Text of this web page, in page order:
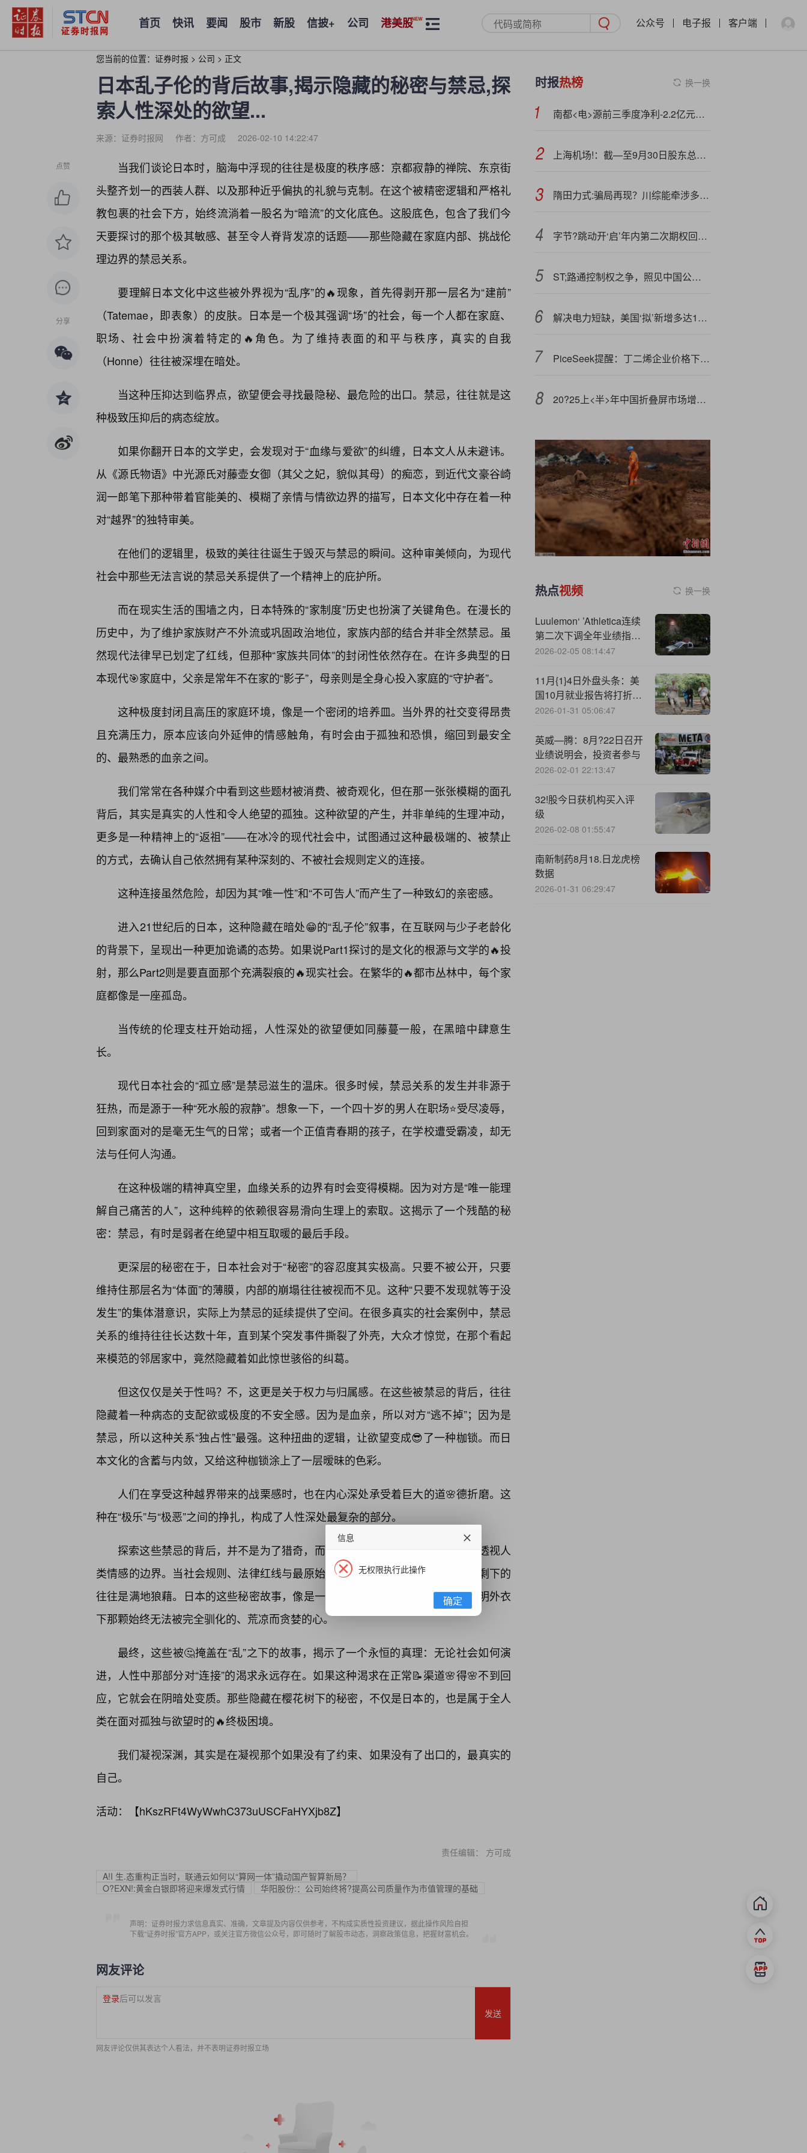
首页 快讯 要闻 股市 新股 信披+ 公司 港美股 公众号 电子报 客户端
您当前的位置： 证券时报 > 公司 > 正文
日本乱子伦的背后故事,揭示隐藏的秘密与禁忌,探
索人性深处的欲望...
来源：证券时报网 作者：方可成 2026-02-10 14:22:47
点赞
分享
当我们谈论日本时，脑海中浮现的往往是极度的秩序感：京都寂静的禅院、东京街
头整齐划一的西装人群、以及那种近乎偏执的礼貌与克制。在这个被精密逻辑和严格礼
教包裹的社会下方，始终流淌着一股名为“暗流”的文化底色。这股底色，包含了我们今
天要探讨的那个极其敏感、甚至令人脊背发凉的话题——那些隐藏在家庭内部、挑战伦
理边界的禁忌关系。
要理解日本文化中这些被外界视为“乱序”的🔥现象，首先得剥开那一层名为“建前”
（Tatemae，即表象）的皮肤。日本是一个极其强调“场”的社会，每一个人都在家庭、
职场、社会中扮演着特定的🔥角色。为了维持表面的和平与秩序，真实的自我
（Honne）往往被深埋在暗处。
当这种压抑达到临界点，欲望便会寻找最隐秘、最危险的出口。禁忌，往往就是这
种极致压抑后的病态绽放。
如果你翻开日本的文学史，会发现对于“血缘与爱欲”的纠缠，日本文人从未避讳。
从《源氏物语》中光源氏对藤壶女御（其父之妃，貌似其母）的痴恋，到近代文豪谷崎
润一郎笔下那种带着官能美的、模糊了亲情与情欲边界的描写，日本文化中存在着一种
对“越界”的独特审美。
在他们的逻辑里，极致的美往往诞生于毁灭与禁忌的瞬间。这种审美倾向，为现代
社会中那些无法言说的禁忌关系提供了一个精神上的庇护所。
而在现实生活的围墙之内，日本特殊的“家制度”历史也扮演了关键角色。在漫长的
历史中，为了维护家族财产不外流或巩固政治地位，家族内部的结合并非全然禁忌。虽
然现代法律早已划定了红线，但那种“家族共同体”的封闭性依然存在。在许多典型的日
本现代🎯家庭中，父亲是常年不在家的“影子”，母亲则是全身心投入家庭的“守护者”。
这种极度封闭且高压的家庭环境，像是一个密闭的培养皿。当外界的社交变得昂贵
且充满压力，原本应该向外延伸的情感触角，有时会由于孤独和恐惧，缩回到最安全
的、最熟悉的血亲之间。
我们常常在各种媒介中看到这些题材被消费、被奇观化，但在那一张张模糊的面孔
背后，其实是真实的人性和令人绝望的孤独。这种欲望的产生，并非单纯的生理冲动，
更多是一种精神上的“返祖”——在冰冷的现代社会中，试图通过这种最极端的、被禁止
的方式，去确认自己依然拥有某种深刻的、不被社会规则定义的连接。
这种连接虽然危险，却因为其“唯一性”和“不可告人”而产生了一种致幻的亲密感。
进入21世纪后的日本，这种隐藏在暗处😁的“乱子伦”叙事，在互联网与少子老龄化
的背景下，呈现出一种更加诡谲的态势。如果说Part1探讨的是文化的根源与文学的🔥投
射，那么Part2则是要直面那个充满裂痕的🔥现实社会。在繁华的🔥都市丛林中，每个家
庭都像是一座孤岛。
当传统的伦理支柱开始动摇，人性深处的欲望便如同藤蔓一般，在黑暗中肆意生
长。
现代日本社会的“孤立感”是禁忌滋生的温床。很多时候，禁忌关系的发生并非源于
狂热，而是源于一种“死水般的寂静”。想象一下，一个四十岁的男人在职场⭐受尽凌辱，
回到家面对的是毫无生气的日常；或者一个正值青春期的孩子，在学校遭受霸凌，却无
法与任何人沟通。
在这种极端的精神真空里，血缘关系的边界有时会变得模糊。因为对方是“唯一能理
解自己痛苦的人”，这种纯粹的依赖很容易滑向生理上的索取。这揭示了一个残酷的秘
密：禁忌，有时是弱者在绝望中相互取暖的最后手段。
更深层的秘密在于，日本社会对于“秘密”的容忍度其实极高。只要不被公开，只要
维持住那层名为“体面”的薄膜，内部的崩塌往往被视而不见。这种“只要不发现就等于没
发生”的集体潜意识，实际上为禁忌的延续提供了空间。在很多真实的社会案例中，禁忌
关系的维持往往长达数十年，直到某个突发事件撕裂了外壳，大众才惊觉，在那个看起
来模范的邻居家中，竟然隐藏着如此惊世骇俗的纠葛。
但这仅仅是关于性吗？不，这更是关于权力与归属感。在这些被禁忌的背后，往往
隐藏着一种病态的支配欲或极度的不安全感。因为是血亲，所以对方“逃不掉”；因为是
禁忌，所以这种关系“独占性”最强。这种扭曲的逻辑，让欲望变成😎了一种枷锁。而日
本文化的含蓄与内敛，又给这种枷锁涂上了一层暧昧的色彩。
人们在享受这种越界带来的战栗感时，也在内心深处承受着巨大的道🌸德折磨。这
种在“极乐”与“极恶”之间的挣扎，构成了人性深处最复杂的部分。
探索这些禁忌的背后，并不是为了猎奇，而是为了通过这些极端的样本，去透视人
类情感的边界。当社会规则、法律红线与最原始、最本能的欲望发生剧烈碰撞，剩下的
往往是满地狼藉。日本的这些秘密故事，像是一面破碎的镜子，映照出我们在文明外衣
下那颗始终无法被完全驯化的、荒凉而贪婪的心。
最终，这些被🤔掩盖在“乱”之下的故事，揭示了一个永恒的真理：无论社会如何演
进，人性中那部分对“连接”的渴求永远存在。如果这种渴求在正常📝渠道🌸得🌸不到回
应，它就会在阴暗处变质。那些隐藏在樱花树下的秘密，不仅是日本的，也是属于全人
类在面对孤独与欲望时的🔥终极困境。
我们凝视深渊，其实是在凝视那个如果没有了约束、如果没有了出口的，最真实的
自己。
活动：【hKszRFt4WyWwhC373uUSCFaHYXjb8Z】
责任编辑： 方可成
A!I 生.态重构正当时，联通云如何以“算网一体”撬动国产智算新局？
O?EXN!:黄金白银即将迎来爆发式行情
华阳股份:：公司始终将?提高公司质量作为市值管理的基础
声明：证券时报力求信息真实、准确，文章提及内容仅供参考，不构成实质性投资建议，据此操作风险自担
下载“证券时报”官方APP，或关注官方微信公众号，即可随时了解股市动态，洞察政策信息，把握财富机会。
网友评论
登录后可以发言
发送
网友评论仅供其表达个人看法，并不表明证券时报立场
时报热榜 换一换
南都<电>源前三季度净利-2.2亿元，同比转亏
上海机场!：截—至9月30日股东总数181121户
隋田力式:骗局再现？川综能牵涉多家上市公司 科创信息差错调整金额大
字节?跳动开‘启’年内第二次期权回购，在职和离职员工回购价差距缩小
ST;路通控制权之争，照见中国公司治理的进阶之路
解决电力短缺，美国‘拟’新增多达10座核:反应堆，可能日本“买单”
PiceSeek提醒：丁二烯企业价格下调影响分析
20?25上<半>年中国折叠屏市场增长12.6%，华为以75%份额稳居首位
热点视频 换一换
Luulemon‘ ’Athletica连续
第二次下调全年业绩指引
盘后股价一度暴跌超15%
2026-02-05 08:14:47
11月{1}4日外盘头条：美
国10月就业报告将打折
波音罢工结束 特斯拉拟支
少对美联储依赖
2026-01-31 05:06:47
英威—腾：8月?22日召开
业绩说明会，投资者参与
2026-02-01 22:13:47
32!股今日获机构买入评
级
2026-02-08 01:55:47
南新制药8月18.日龙虎榜
数据
2026-01-31 06:29:47
信息
无权限执行此操作
确定